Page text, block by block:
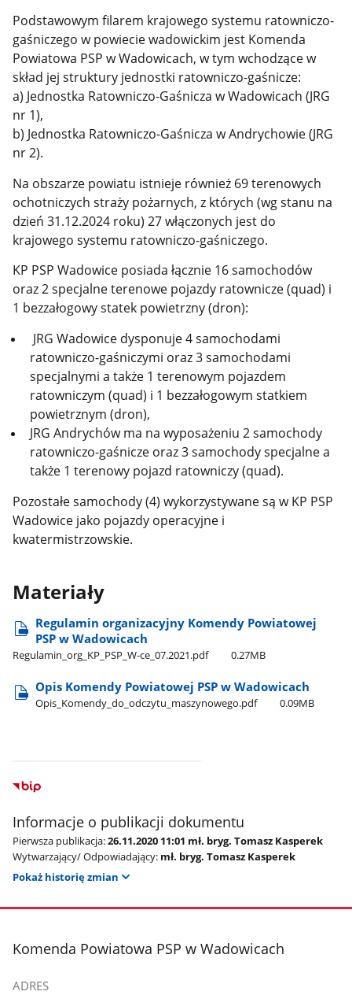
Podstawowym filarem krajowego systemu ratowniczo-
gaśniczego w powiecie wadowickim jest Komenda
Powiatowa PSP w Wadowicach, w tym wchodzące w
skład jej struktury jednostki ratowniczo-gaśnicze:
a) Jednostka Ratowniczo-Gaśnicza w Wadowicach (JRG
nr 1),
b) Jednostka Ratowniczo-Gaśnicza w Andrychowie (JRG
nr 2).
Na obszarze powiatu istnieje również 69 terenowych
ochotniczych straży pożarnych, z których (wg stanu na
dzień 31.12.2024 roku) 27 włączonych jest do
krajowego systemu ratowniczo-gaśniczego.
KP PSP Wadowice posiada łącznie 16 samochodów
oraz 2 specjalne terenowe pojazdy ratownicze (quad) i
1 bezzałogowy statek powietrzny (dron):
JRG Wadowice dysponuje 4 samochodami
ratowniczo-gaśniczymi oraz 3 samochodami
specjalnymi a także 1 terenowym pojazdem
ratowniczym (quad) i 1 bezzałogowym statkiem
powietrznym (dron),
JRG Andrychów ma na wyposażeniu 2 samochody
ratowniczo-gaśnicze oraz 3 samochody specjalne a
także 1 terenowy pojazd ratowniczy (quad).
Pozostałe samochody (4) wykorzystywane są w KP PSP
Wadowice jako pojazdy operacyjne i
kwatermistrzowskie.
Materiały
Regulamin organizacyjny Komendy Powiatowej
PSP w Wadowicach
Regulamin​_org​_KP​_PSP​_W-ce​_07.2021.pdf 0.27MB
Opis Komendy Powiatowej PSP w Wadowicach
Opis​_Komendy​_do​_odczytu​_maszynowego.pdf 0.09MB
Informacje o publikacji dokumentu
Pierwsza publikacja:26.11.2020 11:01 mł. bryg. Tomasz Kasperek
Wytwarzający/ Odpowiadający: mł. bryg. Tomasz Kasperek
Pokaż historię zmian
stopka
Komenda Powiatowa PSP w Wadowicach
ADRES